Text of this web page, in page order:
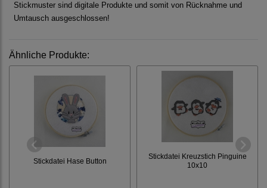
Stickmuster sind digitale Produkte und somit von Rücknahme und
Umtausch ausgeschlossen!
Ähnliche Produkte:
Stickdatei Hase Button
Stickdatei Kreuzstich Pinguine
10x10